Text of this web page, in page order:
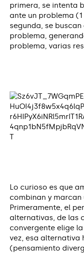
primera, se intenta
ante un problema
segunda, se
problema,
problema, varias
Lo curioso es que
combinan y marcan
Primeramente, el
alternativas, de las
convergente elige
vez, esa alternativa
(pensamiento